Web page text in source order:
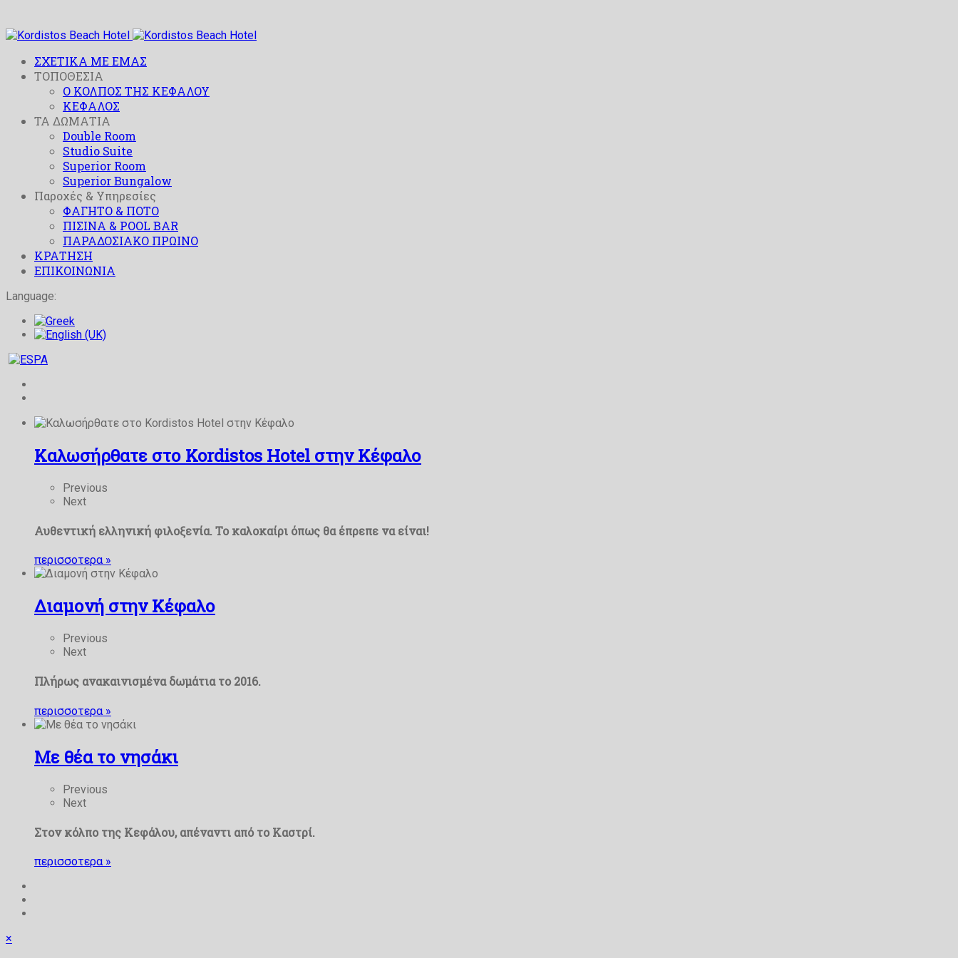
ΣΧΕΤΙΚΑ ΜΕ ΕΜΑΣ
ΤΟΠΟΘΕΣΙΑ
O ΚΟΛΠΟΣ ΤΗΣ ΚΕΦΑΛΟΥ
ΚΕΦΑΛΟΣ
ΤΑ ΔΩΜΑΤΙΑ
Double Room
Studio Suite
Superior Room
Superior Bungalow
Παροχές & Υπηρεσίες
ΦΑΓΗΤΟ & ΠΟΤΟ
ΠΙΣΙΝΑ & POOL BAR
ΠΑΡΑΔΟΣΙΑΚΟ ΠΡΩΙΝΟ
ΚΡΑΤΗΣΗ
ΕΠΙΚΟΙΝΩΝΙΑ
Language:
Καλωσήρθατε στο Kordistos Hotel στην Κέφαλο
Previous
Next
Αυθεντική ελληνική φιλοξενία. Το καλοκαίρι όπως θα έπρεπε να είναι!
περισσοτερα »
Διαμονή στην Κέφαλο
Previous
Next
Πλήρως ανακαινισμένα δωμάτια το 2016.
περισσοτερα »
Με θέα το νησάκι
Previous
Next
Στον κόλπο της Κεφάλου, απέναντι από το Καστρί.
περισσοτερα »
×